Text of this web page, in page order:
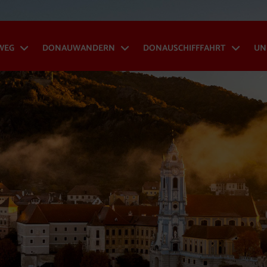
Donauradweg - Menü öffnen
DONAUWANDERN Donauwandern -
DONAUSCHIFFFAHRT